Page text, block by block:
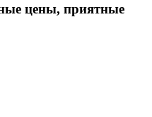
цены, приятные